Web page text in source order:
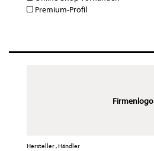
Premium-Profil
Firmenlogo
Hersteller , Händler